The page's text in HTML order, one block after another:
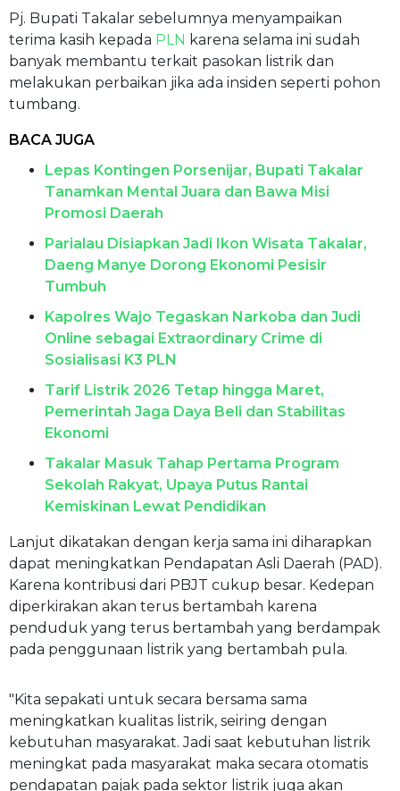
Pj. Bupati Takalar sebelumnya menyampaikan
terima kasih kepada PLN karena selama ini sudah
banyak membantu terkait pasokan listrik dan
melakukan perbaikan jika ada insiden seperti pohon
tumbang.
BACA JUGA
Lepas Kontingen Porsenijar, Bupati Takalar
Tanamkan Mental Juara dan Bawa Misi
Promosi Daerah
Parialau Disiapkan Jadi Ikon Wisata Takalar,
Daeng Manye Dorong Ekonomi Pesisir
Tumbuh
Kapolres Wajo Tegaskan Narkoba dan Judi
Online sebagai Extraordinary Crime di
Sosialisasi K3 PLN
Tarif Listrik 2026 Tetap hingga Maret,
Pemerintah Jaga Daya Beli dan Stabilitas
Ekonomi
Takalar Masuk Tahap Pertama Program
Sekolah Rakyat, Upaya Putus Rantai
Kemiskinan Lewat Pendidikan
Lanjut dikatakan dengan kerja sama ini diharapkan
dapat meningkatkan Pendapatan Asli Daerah (PAD).
Karena kontribusi dari PBJT cukup besar. Kedepan
diperkirakan akan terus bertambah karena
penduduk yang terus bertambah yang berdampak
pada penggunaan listrik yang bertambah pula.
"Kita sepakati untuk secara bersama sama
meningkatkan kualitas listrik, seiring dengan
kebutuhan masyarakat. Jadi saat kebutuhan listrik
meningkat pada masyarakat maka secara otomatis
pendapatan pajak pada sektor listrik juga akan